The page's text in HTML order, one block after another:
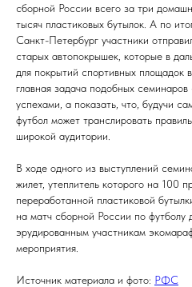
сборной России всего за три
тысяч пластиковых бутылок. А по
Санкт-Петербург участники
старых автопокрышек, которые в
для покрытий спортивных площадок
главная задача подобных
успехами, а показать, что, будучи
футбол может транслировать
широкой аудитории.
В ходе одного из выступлений
жилет, утеплитель которого на 100
переработанной пластиковой
на матч сборной России по футболу
эрудированным участникам
мероприятия.
Источник материала и фото: РФС